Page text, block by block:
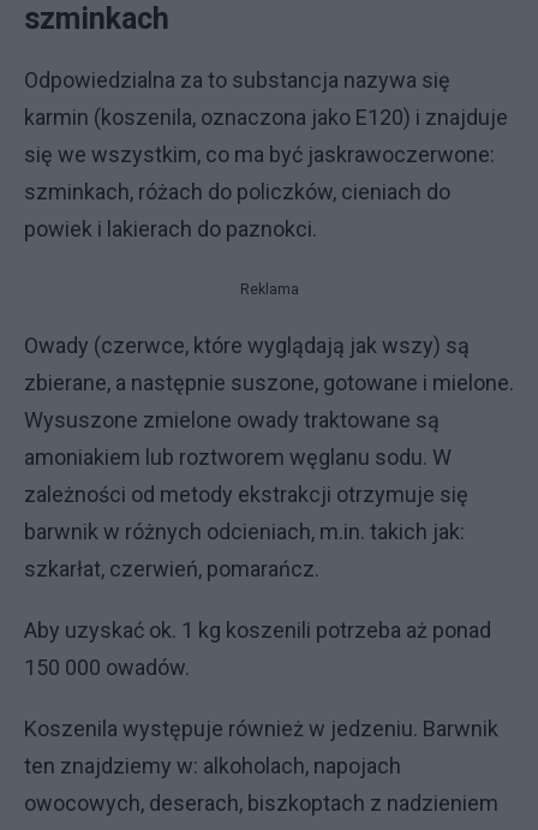
szminkach
Odpowiedzialna za to substancja nazywa się
karmin (koszenila, oznaczona jako E120) i znajduje
się we wszystkim, co ma być jaskrawoczerwone:
szminkach, różach do policzków, cieniach do
powiek i lakierach do paznokci.
Reklama
Owady (czerwce, które wyglądają jak wszy) są
zbierane, a następnie suszone, gotowane i mielone.
Wysuszone zmielone owady traktowane są
amoniakiem lub roztworem węglanu sodu. W
zależności od metody ekstrakcji otrzymuje się
barwnik w różnych odcieniach, m.in. takich jak:
szkarłat, czerwień, pomarańcz.
Aby uzyskać ok. 1 kg koszenili potrzeba aż ponad
150 000 owadów.
Koszenila występuje również w jedzeniu. Barwnik
ten znajdziemy w: alkoholach, napojach
owocowych, deserach, biszkoptach z nadzieniem